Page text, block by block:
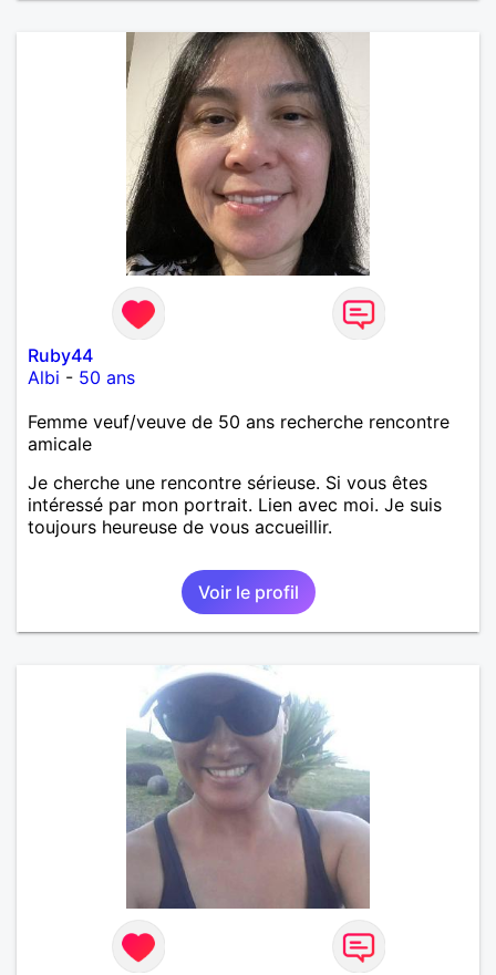
Ruby44
Albi - 50 ans
Femme veuf/veuve de 50 ans recherche rencontre
amicale
Je cherche une rencontre sérieuse. Si vous êtes
intéressé par mon portrait. Lien avec moi. Je suis
toujours heureuse de vous accueillir.
Voir le profil